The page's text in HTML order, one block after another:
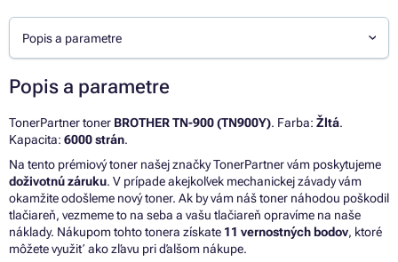
Popis a parametre
Popis a parametre
TonerPartner toner BROTHER TN-900 (TN900Y). Farba: Žltá.
Kapacita: 6000 strán.
Na tento prémiový toner našej značky TonerPartner vám poskytujeme
doživotnú záruku. V prípade akejkoľvek mechanickej závady vám
okamžite odošleme nový toner. Ak by vám náš toner náhodou poškodil
tlačiareň, vezmeme to na seba a vašu tlačiareň opravíme na naše
náklady. Nákupom tohto tonera získate 11 vernostných bodov, ktoré
môžete využiť ako zľavu pri ďalšom nákupe.